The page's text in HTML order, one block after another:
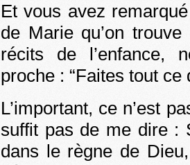
Et vous avez
de Marie qu’on
récits de l’enfance,
proche : “Faites tout ce
L’important, ce n’est
suffit pas de me dire :
dans le règne de